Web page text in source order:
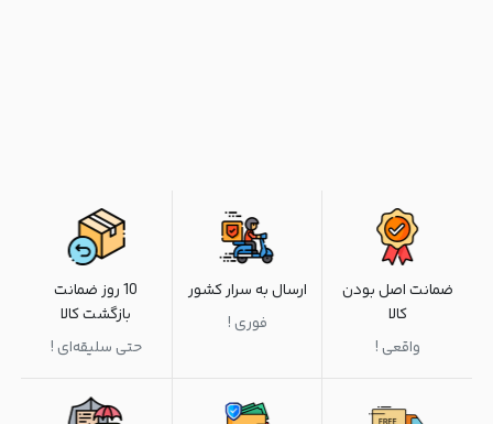
ضمانت اصل بودن
کالا
واقعی !
ارسال به سرار کشور
فوری !
10 روز ضمانت
بازگشت کالا
حتی سلیقه‌ای !